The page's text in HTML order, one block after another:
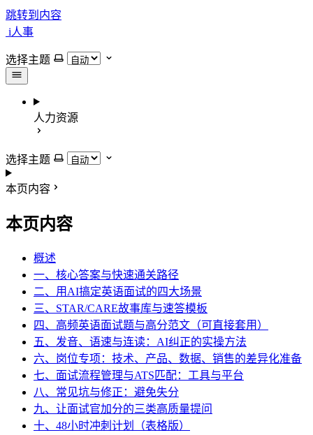
跳转到内容
i人事
选择主题
人力资源
选择主题
本页内容
本页内容
概述
一、核心答案与快速通关路径
二、用AI搞定英语面试的四大场景
三、STAR/CARE故事库与速答模板
四、高频英语面试题与高分范文（可直接套用）
五、发音、语速与连读：AI纠正的实操方法
六、岗位专项：技术、产品、数据、销售的差异化准备
七、面试流程管理与ATS匹配：工具与平台
八、常见坑与修正：避免失分
九、让面试官加分的三类高质量提问
十、48小时冲刺计划（表格版）